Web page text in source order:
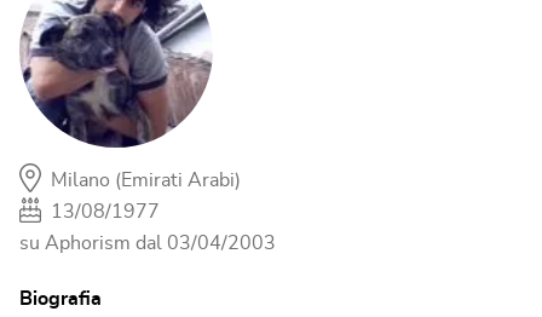
Milano (Emirati Arabi)
13/08/1977
su Aphorism dal 03/04/2003
Biografia